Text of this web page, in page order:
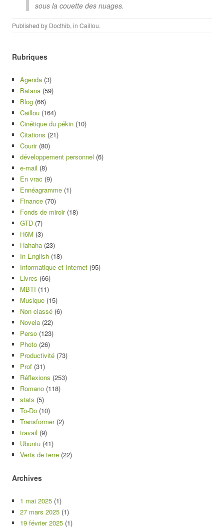
sous la couette des nuages.
Published by Docthib, in Caillou.
Rubriques
Agenda (3)
Batana (59)
Blog (66)
Caillou (164)
Cinétique du pékin (10)
Citations (21)
Courir(80)
développement personnel (6)
e-mail (8)
En vrac (9)
Ennéagramme (1)
Finance (70)
Fonds de miroir(18)
GTD (7)
H6M (3)
Hahaha (23)
In English (18)
Informatique et Internet (95)
Livres (66)
MBTI (11)
Musique (15)
Non classé (6)
Novela (22)
Perso (123)
Photo (26)
Productivité (73)
Prof (31)
Réflexions (253)
Romano (118)
stats (5)
To-Do (10)
Transformer(2)
travail (9)
Ubuntu (41)
Verts de terre (22)
Archives
1 mai 2025 (1)
27 mars 2025 (1)
19 février 2025 (1)